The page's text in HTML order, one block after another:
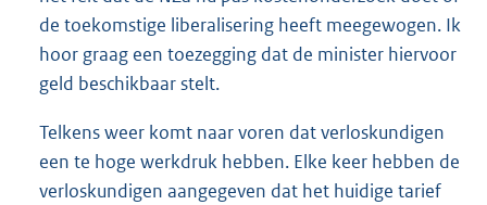
de toekomstige liberalisering heeft meegewogen. Ik
hoor graag een toezegging dat de minister hiervoor
geld beschikbaar stelt.
Telkens weer komt naar voren dat verloskundigen
een te hoge werkdruk hebben. Elke keer hebben de
verloskundigen aangegeven dat het huidige tarief